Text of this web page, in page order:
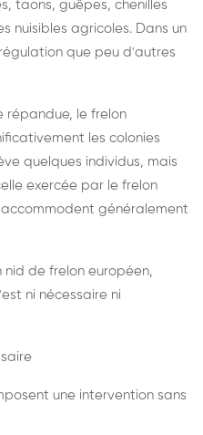
taons, guêpes, chenilles
nuisibles agricoles. Dans un
que peu d'autres
répandue, le frelon
les colonies
quelques individus, mais
exercée par le frelon
généralement
de frelon européen,
ni nécessaire ni
une intervention sans